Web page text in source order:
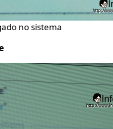
no sistema